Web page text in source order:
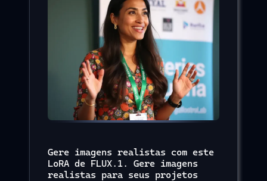
Gere imagens realistas com este
LoRA de FLUX.1. Gere imagens
realistas para seus projetos